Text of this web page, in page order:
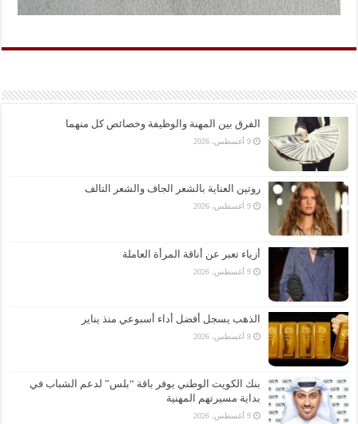
الفرق بين المهنة والوظيفة وخصائص كل منهما
9 أغسطس، 2026
روتين العناية بالشعر الجاف والشعر التالف
9 أغسطس، 2026
أزياء تعبر عن أناقة المرأة العاملة
9 أغسطس، 2026
الذهب يسجل أفضل أداء أسبوعي منذ يناير
9 أغسطس، 2026
بنك الكويت الوطني يوفر باقة “بلس” لدعم الشباب في
بداية مسيرتهم المهنية
9 أغسطس، 2026